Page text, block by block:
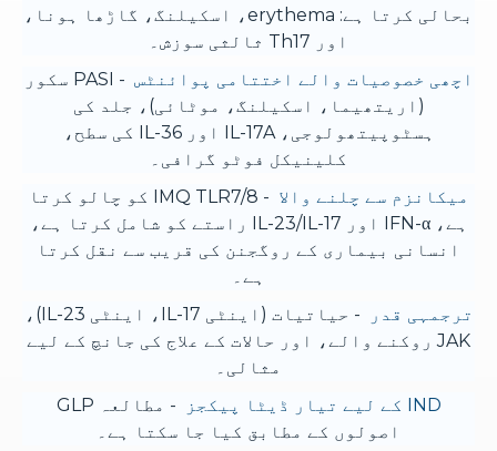
بحالی کرتا ہے: erythema، اسکیلنگ، گاڑھا ہونا،
اور Th17 ثالثی سوزش۔
اچھی خصوصیات والے اختتامی پوائنٹس
- PASI سکور
(اریتھیما، اسکیلنگ، موٹائی)، جلد کی
ہسٹوپیتھولوجی، IL-17A اور IL-36 کی سطح،
کلینیکل فوٹو گرافی۔
میکانزم سے چلنے والا
- IMQ TLR7/8 کو چالو کرتا
ہے، IFN-α اور IL-23/IL-17 راستے کو شامل کرتا ہے،
انسانی بیماری کے روگجنن کی قریب سے نقل کرتا
ہے۔
ترجمہی قدر
- حیاتیات (اینٹی IL-17، اینٹی IL-23)،
JAK روکنے والے، اور حالات کے علاج کی جانچ کے لیے
مثالی۔
IND کے لیے تیار ڈیٹا پیکجز
- مطالعہ GLP
اصولوں کے مطابق کیا جا سکتا ہے۔